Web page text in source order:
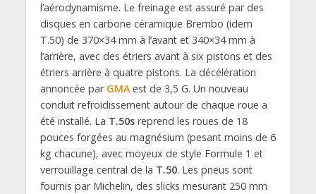
l’aérodynamisme. Le freinage est assuré par des
disques en carbone céramique Brembo (idem
T.50) de 370×34 mm à l’avant et 340×34 mm à
l’arrière, avec des étriers avant à six pistons et des
étriers arrière à quatre pistons. La décélération
annoncée par GMAest de 3,5 G. Un nouveau
conduit refroidissement autour de chaque roue a
été installé. La T.50sreprend les roues de 18
pouces forgées au magnésium (pesant moins de 6
kg chacune), avec moyeux de style Formule 1 et
verrouillage central de la T.50. Les pneus sont
fournis par Michelin, des slicks mesurant 250 mm